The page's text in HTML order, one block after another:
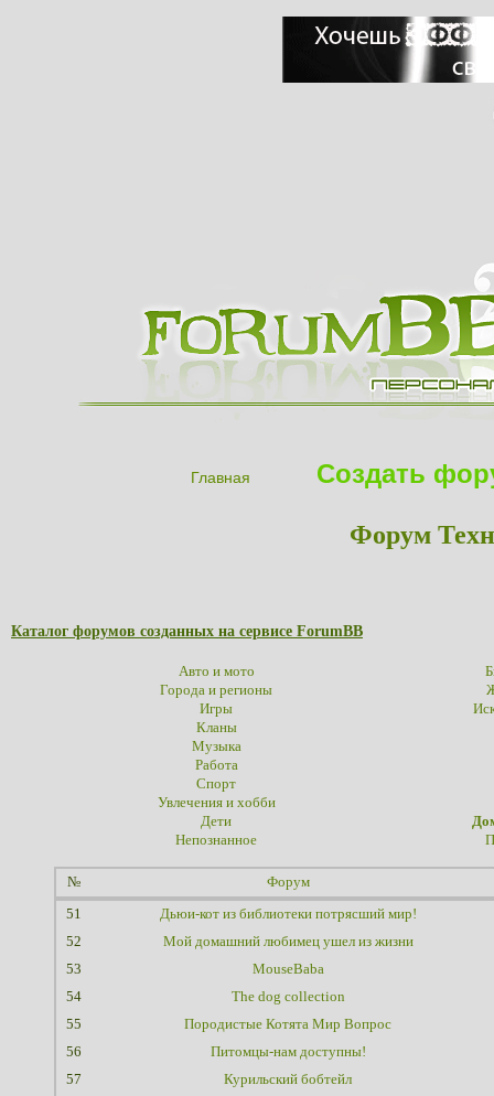
Главная Создать
Форум
Каталог форумов созданных на сервисе ForumBB
Авто и мото
Города и регионы
Игры
Кланы
Музыка
Работа
Спорт
Увлечения и хобби
Дети
Непознанное
№ Форум
51
Дьюи-кот из библиотеки потрясший мир!
52
Мой домашний любимец ушел из жизни
53
MouseBaba
54
The dog collection
55
Породистые Котята Мир Вопрос
56
Питомцы-нам доступны!
57
Курильский бобтейл